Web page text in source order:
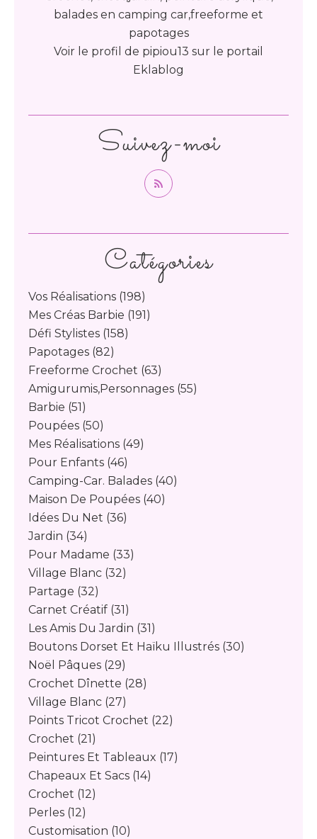
Catégories
Vos Réalisations (198)
Mes Créas Barbie (191)
Défi Stylistes (158)
Papotages (82)
Freeforme Crochet (63)
Amigurumis,personnages (55)
Barbie (51)
Poupées (50)
Mes Réalisations (49)
Pour Enfants (46)
Camping-Car. Balades (40)
Maison De Poupées (40)
Idées Du Net (36)
Jardin (34)
Pour Madame (33)
Village Blanc (32)
Partage (32)
Carnet Créatif (31)
Les Amis Du Jardin (31)
Boutons Dorset Et Haïku Illustrés (30)
Noël Pâques (29)
Crochet Dînette (28)
Village Blanc (27)
Points Tricot Crochet (22)
Crochet (21)
Peintures Et Tableaux (17)
Chapeaux Et Sacs (14)
Crochet (12)
Perles (12)
Customisation (10)
balades en camping car,freeforme et
papotages
Voir le profil de pipiou13 sur le portail
Eklablog
Suivez-moi